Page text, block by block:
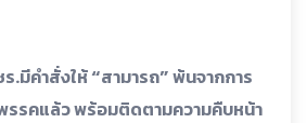
.มีคำสั่งให้ “สามารถ” พ้นจากการ
รรคแล้ว พร้อมติดตามความคืบหน้า